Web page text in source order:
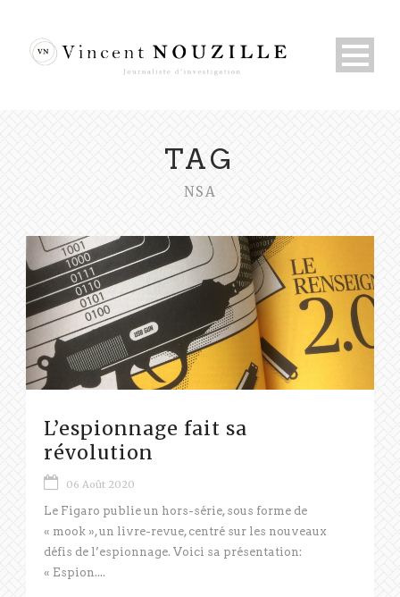
TAG
NSA
L’espionnage fait sa
révolution
06 Août 2020
Le Figaro publie un hors-série, sous forme de
« mook », un livre-revue, centré sur les nouveaux
défis de l’espionnage. Voici sa présentation:
« Espion....